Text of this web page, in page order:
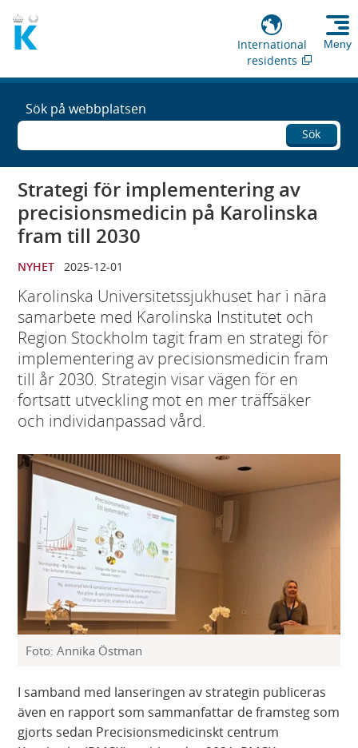
International
residents
Meny
Sök på webbplatsen
Sök
Strategi för implementering av
precisionsmedicin på Karolinska
fram till 2030
NYHET 2025-12-01
Karolinska Universitetssjukhuset har i nära
samarbete med Karolinska Institutet och
Region Stockholm tagit fram en strategi för
implementering av precisionsmedicin fram
till år 2030. Strategin visar vägen för en
fortsatt utveckling mot en mer träffsäker
och individanpassad vård.
Foto: Annika Östman
I samband med lanseringen av strategin publiceras
även en rapport som sammanfattar de framsteg som
gjorts sedan Precisionsmedicinskt centrum